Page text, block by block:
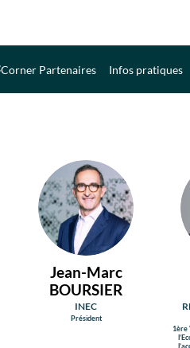
Corner Partenaires Infos pratiques
JB
Jean-Marc
BOURSIER
INEC
Président
1ère